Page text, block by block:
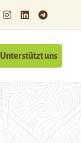
Unterstützt uns